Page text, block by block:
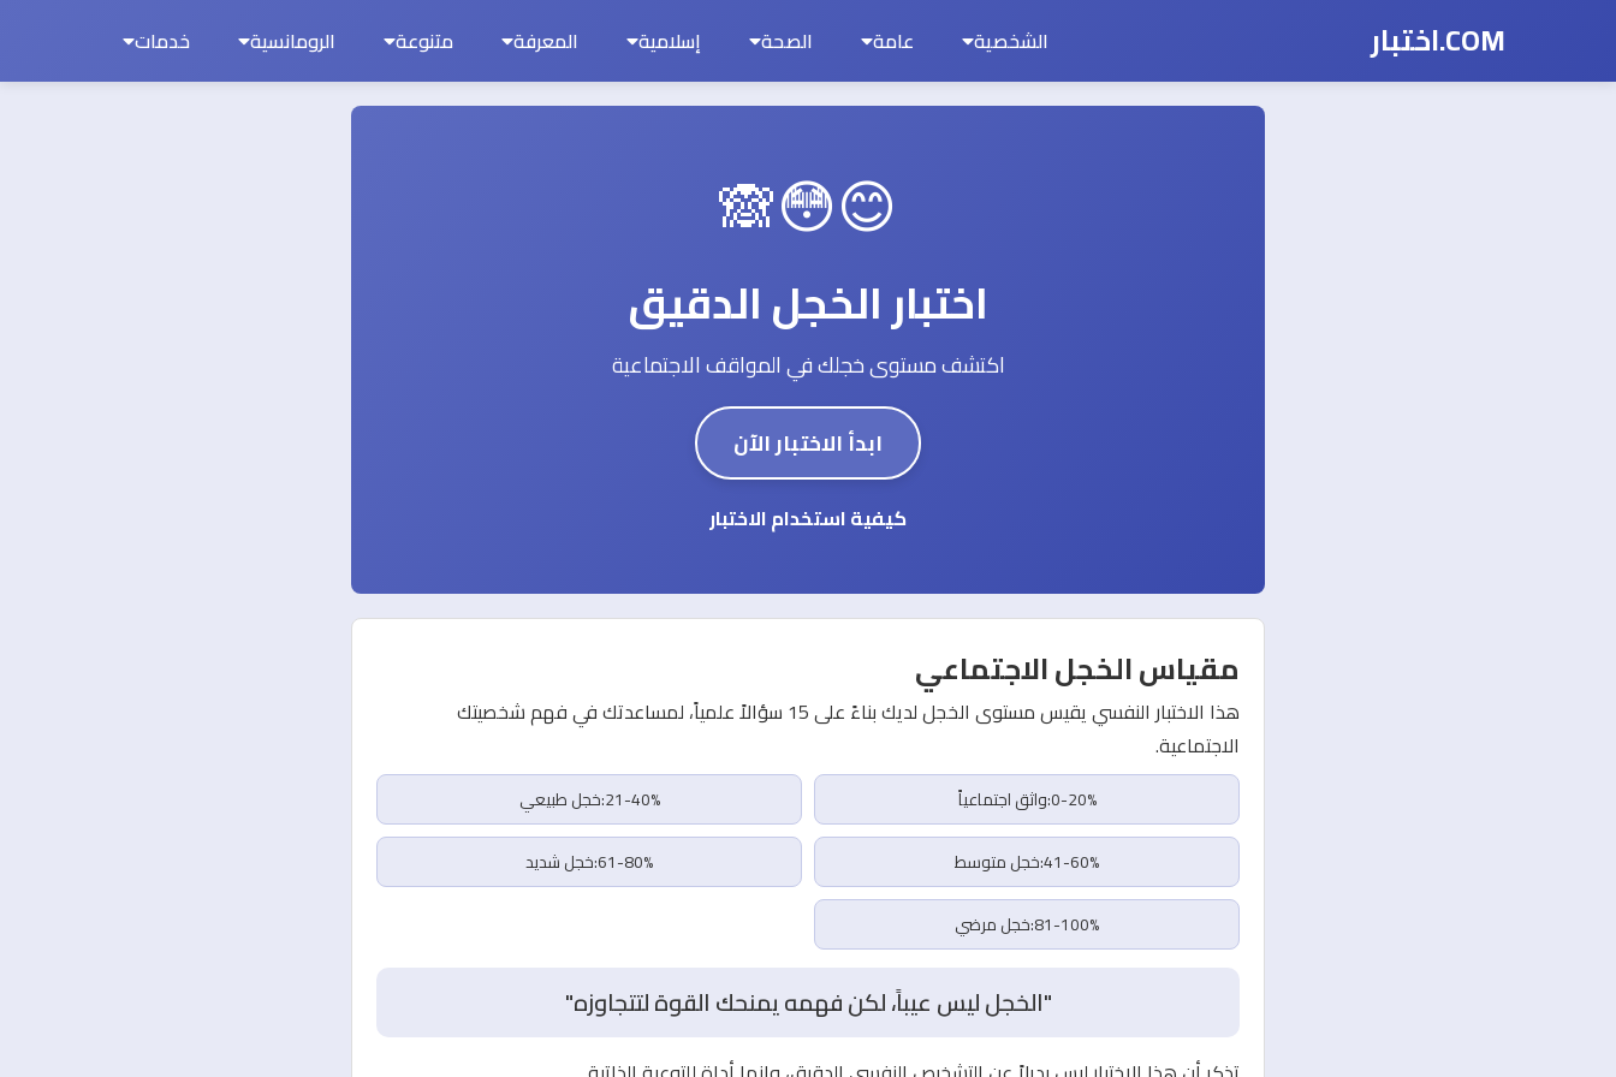
COM.اختبار الشخصية عامة الصحة إسلامية المعرفة متنوعة الرومانسية خدمات
😊😳🙈
اختبار الخجل الدقيق
اكتشف مستوى خجلك في المواقف الاجتماعية
ابدأ الاختبار الآن
كيفية استخدام الاختبار
مقياس الخجل الاجتماعي
هذا الاختبار النفسي يقيس مستوى الخجل لديك بناءً على 15 سؤالاً علمياً، لمساعدتك في فهم شخصيتك
الاجتماعية.
0-20%:واثق اجتماعياً
21-40%:خجل طبيعي
41-60%:خجل متوسط
61-80%:خجل شديد
81-100%:خجل مرضي
"الخجل ليس عيباً، لكن فهمه يمنحك القوة لتتجاوزه"